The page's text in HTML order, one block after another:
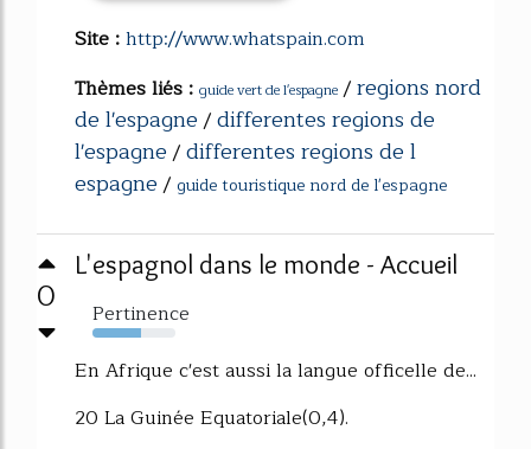
Site :http://www.whatspain.com
Thèmes liés : guide vert de l'espagne /regions nord
de l'espagne/differentes regions de
l'espagne/differentes regions de l
espagne/ guide touristique nord de l'espagne
0
L'espagnol dans le monde - Accueil
Pertinence
58%
En Afrique c'est aussi la langue officelle de...
20 La Guinée Equatoriale(0,4).